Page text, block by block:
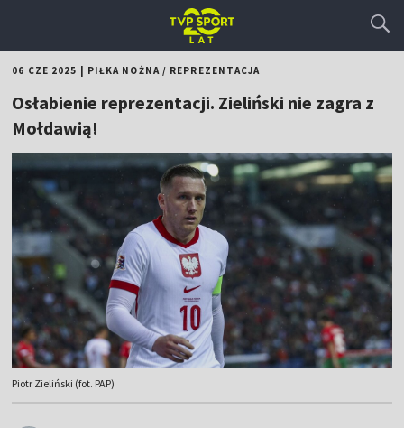
06 CZE 2025 PIŁKA NOŻNA/ REPREZENTACJA
Osłabienie reprezentacji. Zieliński nie zagra z
Mołdawią!
Piotr Zieliński (fot. PAP)